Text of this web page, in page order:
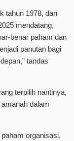
tahun 1978, dan
mendatang,
benar paham dan
panutan bagi
tandas
terpilih nantinya,
dalam
organisasi,